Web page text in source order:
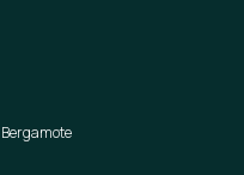
Bergamote